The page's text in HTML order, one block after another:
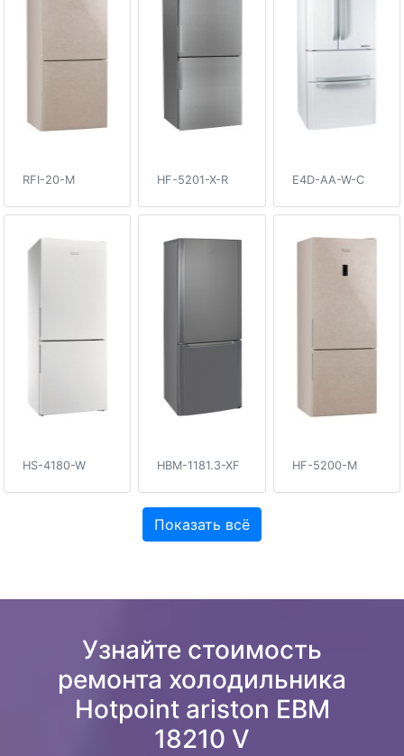
RFI-20-M HF-5201-X-R E4D-AA-W-C
HS-4180-W HBM-1181.3-XF HF-5200-M
Показать всё
Узнайте стоимость
ремонта холодильника
Hotpoint ariston EBM
18210 V